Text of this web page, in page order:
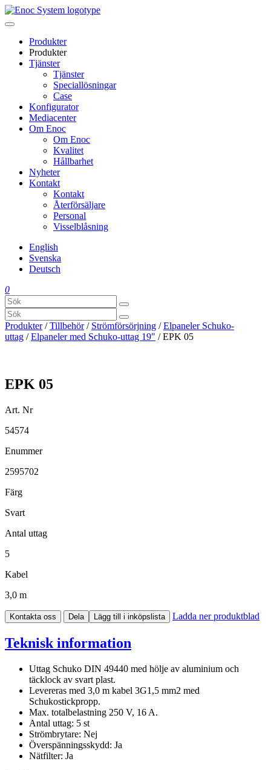
Skip
to
Produkter
Produkter
Tjänster
Tjänster
Speciallösningar
Case
Konfigurator
Mediacenter
Om Enoc
Om Enoc
Kvalitet
Hållbarhet
Nyheter
Kontakt
Kontakt
Återförsäljare
Personal
Visselblåsning
English
Svenska
Deutsch
0
Produkter/Tillbehör/ Strömförsörjning /Elpaneler Schuko-
uttag /Elpaneler med Schuko-uttag 19" / EPK 05
EPK 05
Art. Nr
54574
Enummer
2595702
Färg
Svart
Antal uttag
5
Kabel
3,0 m
Kontakta oss Dela Lägg till i inköpslista Ladda ner produktblad
Teknisk information
Uttag Schuko DIN 49440 med hölje av aluminium och
täcklock av svart plast.
Levereras med 3,0 m kabel 3G1,5 mm2 med
Schukostickpropp.
Max. totalbelastning 250 V, 16 A.
Antal uttag: 5 st
Strömbrytare: Nej
Överspänningsskydd: Ja
Nätfilter: Ja